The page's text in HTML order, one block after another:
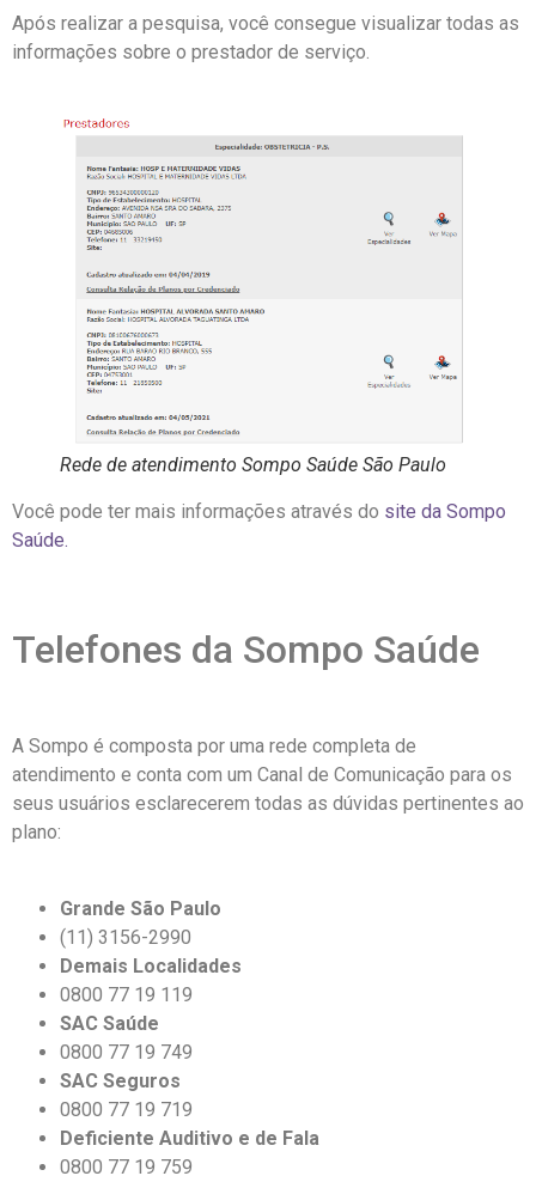
Após realizar a pesquisa, você consegue visualizar todas as
informações sobre o prestador de serviço.
Rede de atendimento Sompo Saúde São Paulo
Você pode ter mais informações através do site da Sompo
Saúde.
Telefones da Sompo Saúde
A Sompo é composta por uma rede completa de
atendimento e conta com um Canal de Comunicação para os
seus usuários esclarecerem todas as dúvidas pertinentes ao
plano:
Grande São Paulo
(11) 3156-2990
Demais Localidades
0800 77 19 119
SAC Saúde
0800 77 19 749
SAC Seguros
0800 77 19 719
Deficiente Auditivo e de Fala
0800 77 19 759